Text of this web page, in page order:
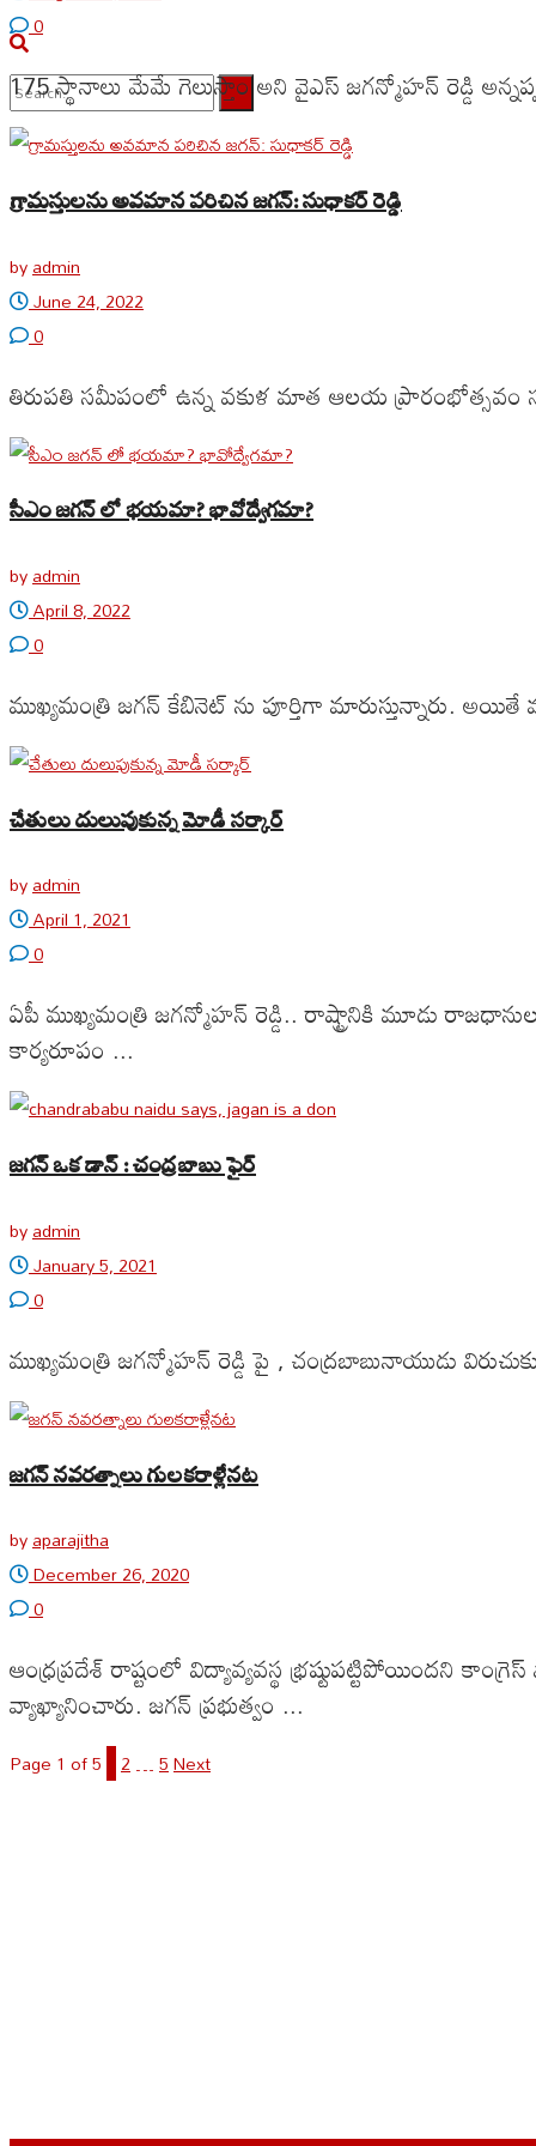
No Result
View All Result
0
175 స్థానాలు మేమే గెలుస్తాం అని వైఎస్ జగన్మోహన్ రెడ్డి
గ్రామస్తులను అవమాన పరిచిన జగన్: సుధాకర్ రెడ్డి
byadmin
June 24, 2022
0
తిరుపతి సమీపంలో ఉన్న వకుళ మాత ఆలయ ప్రారంభోత్సవం
సీఎం జగన్ లో భయమా? భావోద్వేగమా?
byadmin
April 8, 2022
0
ముఖ్యమంత్రి జగన్ కేబినెట్ ను పూర్తిగా మారుస్తున్నారు.
చేతులు దులుపుకున్న మోడీ సర్కార్
byadmin
April 1, 2021
0
ఏపీ ముఖ్యమంత్రి జగన్మోహన్ రెడ్డి.. రాష్ట్రానికి మూడు
కార్యరూపం ...
జగన్ ఒక డాన్ : చంద్రబాబు ఫైర్
byadmin
January 5, 2021
0
ముఖ్యమంత్రి జగన్మోహన్ రెడ్డి పై , చంద్రబాబునాయుడు
జగన్ నవరత్నాలు గులకరాళ్లేనట
byaparajitha
December 26, 2020
0
ఆంధ్రప్రదేశ్ రాష్టంలో విద్యావ్యవస్థ భ్రష్టుపట్టిపోయిందని
వ్యాఖ్యానించారు. జగన్ ప్రభుత్వం ...
Page 1 of 5 2…5Next